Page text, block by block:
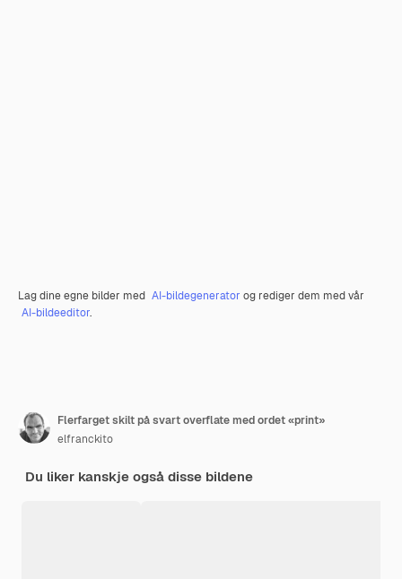
Lag dine egne bilder med AI-bildegenerator og rediger dem med vår
AI-bildeeditor.
Flerfarget skilt på svart overflate med ordet «print»
elfranckito
Du liker kanskje også disse bildene